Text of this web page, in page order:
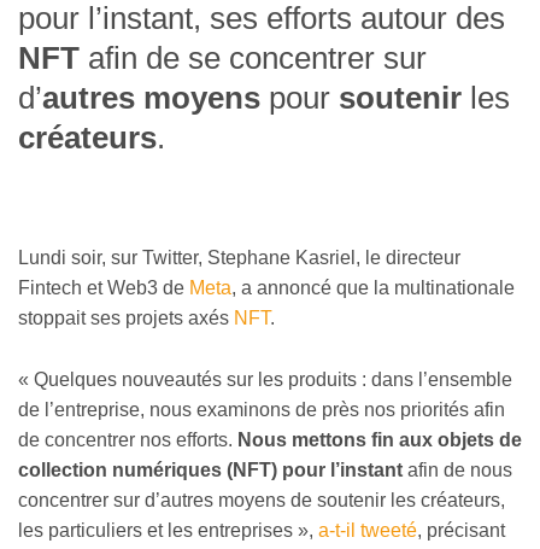
pour l’instant, ses efforts autour des
NFT afin de se concentrer sur
d’autres moyens pour soutenir les
créateurs.
Lundi soir, sur Twitter, Stephane Kasriel, le directeur
Fintech et Web3 de Meta, a annoncé que la multinationale
stoppait ses projets axés NFT.
« Quelques nouveautés sur les produits : dans l’ensemble
de l’entreprise, nous examinons de près nos priorités afin
de concentrer nos efforts. Nous mettons fin aux objets de
collection numériques (NFT) pour l’instant afin de nous
concentrer sur d’autres moyens de soutenir les créateurs,
les particuliers et les entreprises », a-t-il tweeté, précisant